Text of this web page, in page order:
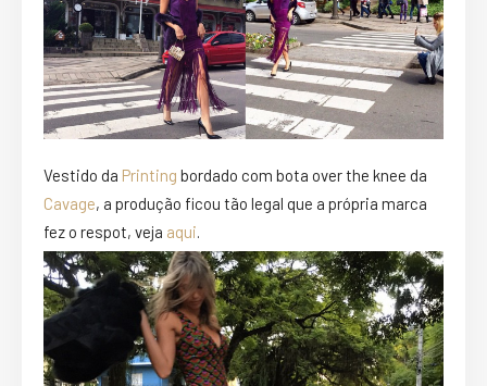
Vestido da Printing bordado com bota over the knee da
Cavage, a produção ficou tão legal que a própria marca
fez o respot, veja aqui.